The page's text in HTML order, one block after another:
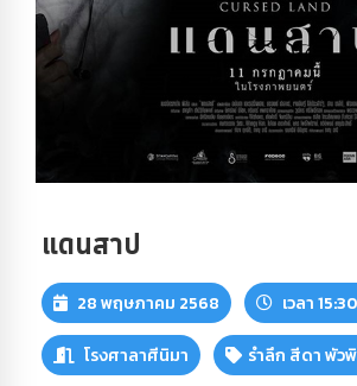
แดนสาป
28 พฤษภาคม 2568 เวลา
โรงศาลาศีนิมา
รำลึก สีดา พัว